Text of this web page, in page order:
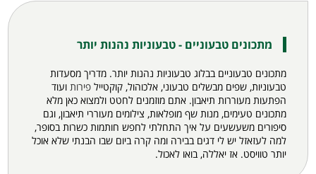
מתכונים טבעוניים - טבעוניות נהנות יותר
מתכונים טבעוניים בבלוג טבעוניות נהנות יותר. מדריך מסעדות
טבעוניות, שפים מבשלים טבעוני, אלכוהול, קוקטייל פירות ועוד
הפתעות מעוררות תיאבון. אתם מוזמנים לחטט ולמצוא כאן מלא
מתכונים טעימים, מנות שף מופלאות, צילומים מעוררי תיאבון, וגם
סיפורים משעשעים על איך התחלתי לחפש חותמות כשרות בסופר,
למה לעזאזל יש לי דגים בבירה ומה קרה ביום שבו הבנתי שלא אוכל
יותר טוויסט. אז יאללה, בואו לאכול.